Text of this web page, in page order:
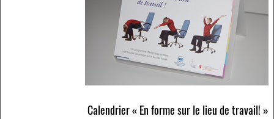
Calendrier « En forme sur le lieu de travail! »